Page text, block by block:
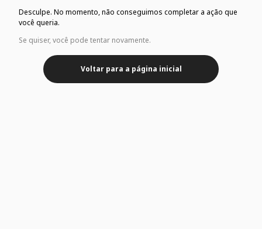
Desculpe. No momento, não conseguimos completar a ação que
você queria.
Se quiser, você pode tentar novamente.
Voltar para a página inicial